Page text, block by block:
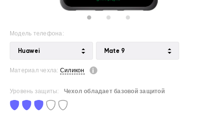
Модель телефона:
Huawei Mate 9
Материал чехла: Силикон
Уровень защиты: Чехол обладает базовой защитой